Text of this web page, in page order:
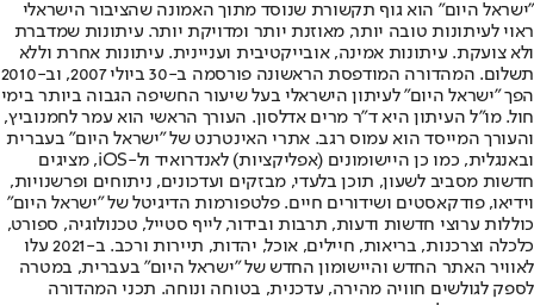
"ישראל היום" הוא גוף תקשורת שנוסד מתוך האמונה שהציבור הישראלי
ראוי לעיתונות טובה יותר, מאוזנת יותר ומדויקת יותר. עיתונות שמדברת
ולא צועקת. עיתונות אמינה, אובייקטיבית ועניינית. עיתונות אחרת וללא
תשלום. המהדורה המודפסת הראשונה פורסמה ב-30 ביולי 2007, וב-2010
הפך "ישראל היום" לעיתון הישראלי בעל שיעור החשיפה הגבוה ביותר בימי
חול. מו"ל העיתון היא ד"ר מרים אדלסון. העורך הראשי הוא עמר לחמנוביץ,
והעורך המייסד הוא עמוס רגב. אתרי האינטרנט של "ישראל היום" בעברית
ובאנגלית, כמו כן היישומונים (אפליקציות) לאנדרואיד ול-iOS, מציגים
חדשות מסביב לשעון, תוכן בלעדי, מבזקים ועדכונים, ניתוחים ופרשנויות,
וידיאו, פודקאסטים ושידורים חיים. פלטפורמות הדיגיטל של "ישראל היום"
כוללות ערוצי חדשות ודעות, תרבות ובידור, לייף סטייל, טכנולוגיה, ספורט,
כלכלה וצרכנות, בריאות, חיילים, אוכל, יהדות, תיירות ורכב. ב-2021 עלו
לאוויר האתר החדש והיישומון החדש של "ישראל היום" בעברית, במטרה
לספק לגולשים חוויה מהירה, עדכנית, בטוחה ונוחה. תכני המהדורה